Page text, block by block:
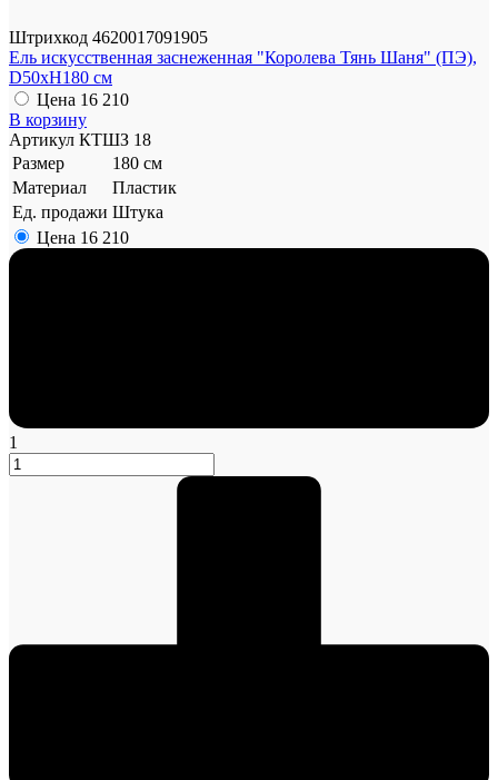
Штрихкод 4620017091905
Ель искусственная заснеженная "Королева Тянь Шаня" (ПЭ),
D50xH180 см
Цена 16 210
В корзину
Артикул КТШЗ 18
Размер
180 см
Материал
Пластик
Ед. продажи Штука
Цена 16 210
1